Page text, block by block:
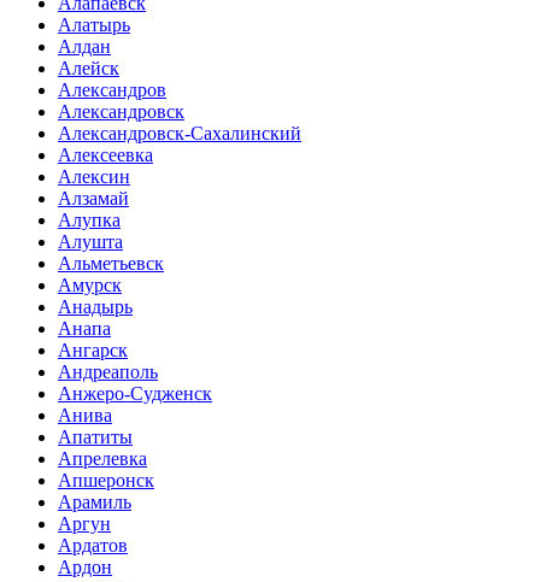
Алатырь
Алдан
Алейск
Александров
Александровск
Александровск-Сахалинский
Алексеевка
Алексин
Алзамай
Алупка
Алушта
Альметьевск
Амурск
Анадырь
Анапа
Ангарск
Андреаполь
Анжеро-Судженск
Анива
Апатиты
Апрелевка
Апшеронск
Арамиль
Аргун
Ардатов
Ардон